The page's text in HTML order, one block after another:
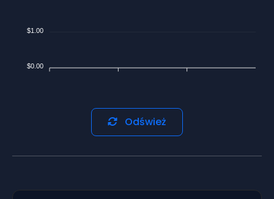
$1.00
$0.00
Odśwież